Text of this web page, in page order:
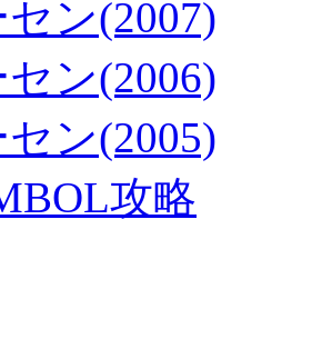
ン(2007)
ン(2006)
ン(2005)
攻略